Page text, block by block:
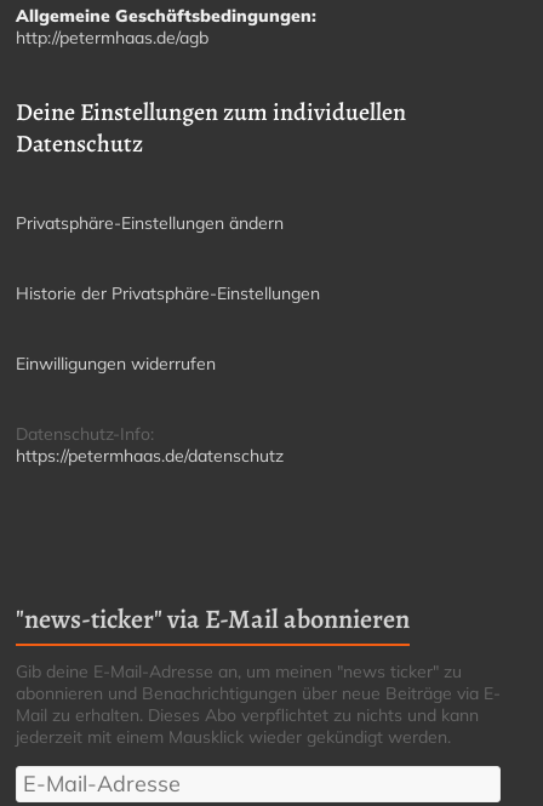
Allgemeine Geschäftsbedingungen:
http://petermhaas.de/agb
Deine Einstellungen zum individuellen
Datenschutz
Privatsphäre-Einstellungen ändern
Historie der Privatsphäre-Einstellungen
Einwilligungen widerrufen
Datenschutz-Info:
https://petermhaas.de/datenschutz
"news-ticker" via E-Mail abonnieren
Gib deine E-Mail-Adresse an, um meinen "news ticker" zu
abonnieren und Benachrichtigungen über neue Beiträge via E-
Mail zu erhalten. Dieses Abo verpflichtet zu nichts und kann
jederzeit mit einem Mausklick wieder gekündigt werden.
E-
Mail-